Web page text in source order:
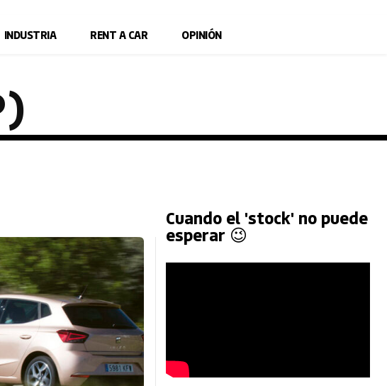
INDUSTRIA RENT A CAR OPINIÓN
Cuando el 'stock' no puede
esperar 😉